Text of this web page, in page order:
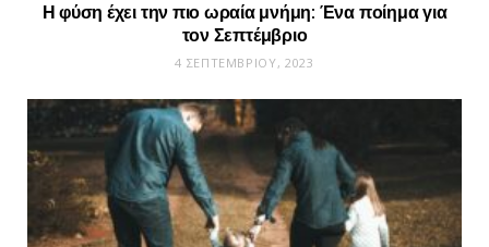
Η φύση έχει την πιο ωραία μνήμη: Ένα ποίημα για
τον Σεπτέμβριο
4 ΣΕΠΤΕΜΒΡΊΟΥ, 2023